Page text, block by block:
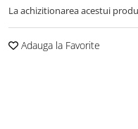
La achizitionarea acestui
Adauga la Favorite